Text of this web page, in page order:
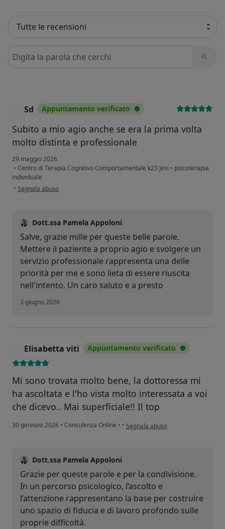
Cerca nelle recensioni
Sd Appuntamento verificato
Subito a mio agio anche se era la prima volta
molto distinta e professionale
29 maggio 2026
• Centro di Terapia Cognitivo Comportamentale k23 Jesi • psicoterapia
individuale
• secondo l'opinione dell'utente Sd
Segnala abuso
Dott.ssa Pamela Appoloni
Salve, grazie mille per queste belle parole.
Mettere il paziente a proprio agio e svolgere un
servizio professionale rappresenta una delle
priorità per me e sono lieta di essere riuscita
nell'intento. Un caro saluto e a presto
3 giugno 2026
Elisabetta viti Appuntamento verificato
Mi sono trovata molto bene, la dottoressa mi
ha ascoltata e l'ho vista molto interessata a voi
che dicevo.. Mai superficiale!! Il top
30 gennaio 2026 • Consulenza Online • • secondo l'opinione dell'utente
Segnala abuso
Dott.ssa Pamela Appoloni
Grazie per queste parole e per la condivisione.
In un percorso psicologico, l’ascolto e
l’attenzione rappresentano la base per costruire
uno spazio di fiducia e di lavoro profondo sulle
proprie difficoltà.